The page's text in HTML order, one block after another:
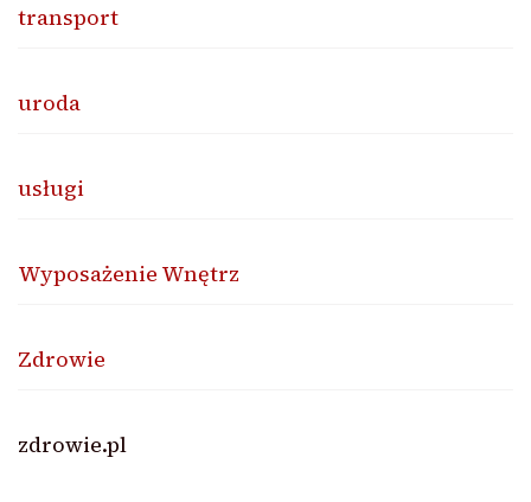
transport
uroda
usługi
Wyposażenie Wnętrz
Zdrowie
zdrowie.pl